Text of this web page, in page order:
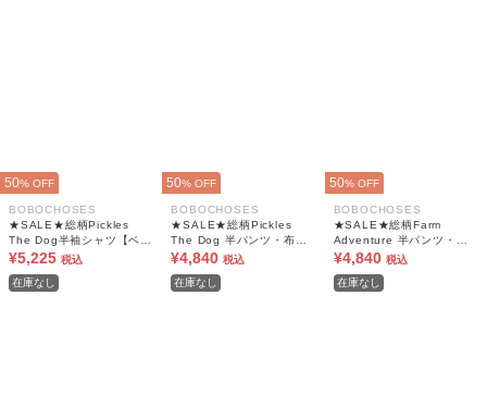
50% OFF
BOBOCHOSES
★SALE★総柄Pickles
The Dog半袖シャツ【ベビ
ー】
¥5,225 税込
在庫なし
50% OFF
BOBOCHOSES
★SALE★総柄Pickles
The Dog 半パンツ・布帛
【ベビー】
¥4,840 税込
在庫なし
50% OFF
BOBOCHOSES
★SALE★総柄Farm
Adventure 半パンツ・布
帛【キッズ】
¥4,840 税込
在庫なし